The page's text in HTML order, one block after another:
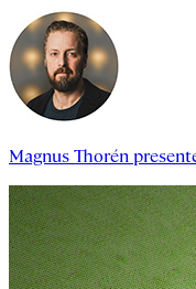
Magnus Thorén